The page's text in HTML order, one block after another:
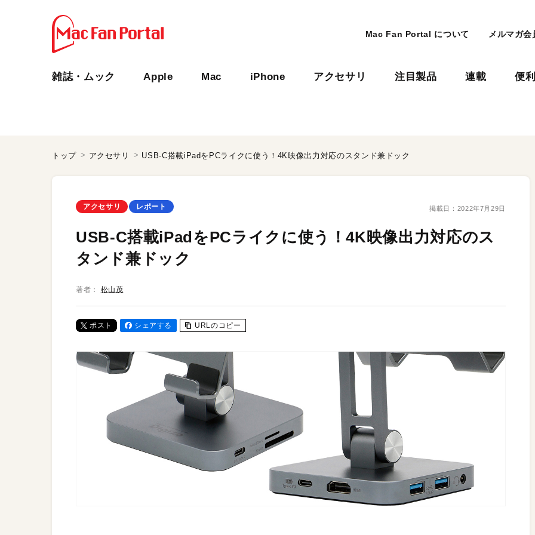
Mac Fan Portal について メルマガ会
雑誌・ムック Apple Mac iPhone アクセサリ 注目製品 連載 便
トップ アクセサリ USB-C搭載iPadをPCライクに使う！4K映像出力対応のスタンド兼ドック
アクセサリ レポート 掲載日： 2022年7月29日
USB-C搭載iPadをPCライクに使う！4K映像出力対応のス
タンド兼ドック
著者： 松山茂
ポスト シェアする URLのコピー